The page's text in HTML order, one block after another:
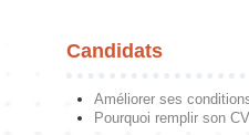
Candidats
Améliorer ses
Pourquoi remplir son